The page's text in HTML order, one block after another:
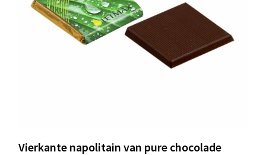
Vierkante napolitain van pure chocolade